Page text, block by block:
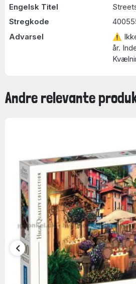
Engelsk Titel
Stregkode
Advarsel
⚠
år.
Andre relevante